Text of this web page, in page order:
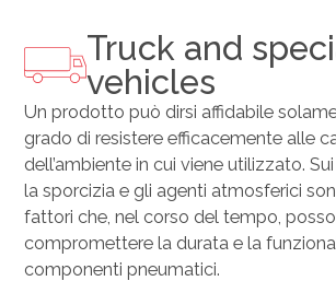
Truck and
vehicles
Un prodotto può dirsi affidabile
grado di resistere efficacemente alle
dell’ambiente in cui viene utilizzato.
la sporcizia e gli agenti atmosferici
fattori che, nel corso del tempo,
compromettere la durata e la
componenti pneumatici.